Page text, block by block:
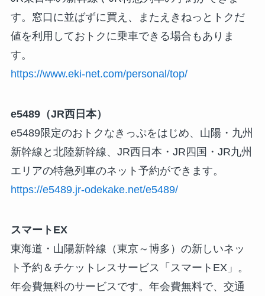
す。窓口に並ばずに買え、またえきねっとトクだ
値を利用しておトクに乗車できる場合もありま
す。
https://www.eki-net.com/personal/top/
e5489（JR西日本）
e5489限定のおトクなきっぷをはじめ、山陽・九州
新幹線と北陸新幹線、JR西日本・JR四国・JR九州
エリアの特急列車のネット予約ができます。
https://e5489.jr-odekake.net/e5489/
スマートEX
東海道・山陽新幹線（東京～博多）の新しいネッ
ト予約＆チケットレスサービス「スマートEX」。
年会費無料のサービスです。年会費無料で、交通